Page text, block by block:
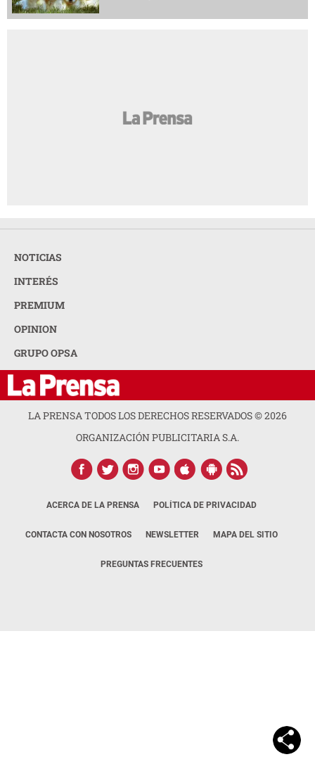
NOTICIAS
INTERÉS
PREMIUM
OPINION
GRUPO OPSA
LA PRENSA TODOS LOS DERECHOS RESERVADOS ©2026
ORGANIZACIÓN PUBLICITARIA S.A.
ACERCA DE LA PRENSA POLÍTICA DE PRIVACIDAD
CONTACTA CON NOSOTROS NEWSLETTER MAPA DEL SITIO
PREGUNTAS FRECUENTES